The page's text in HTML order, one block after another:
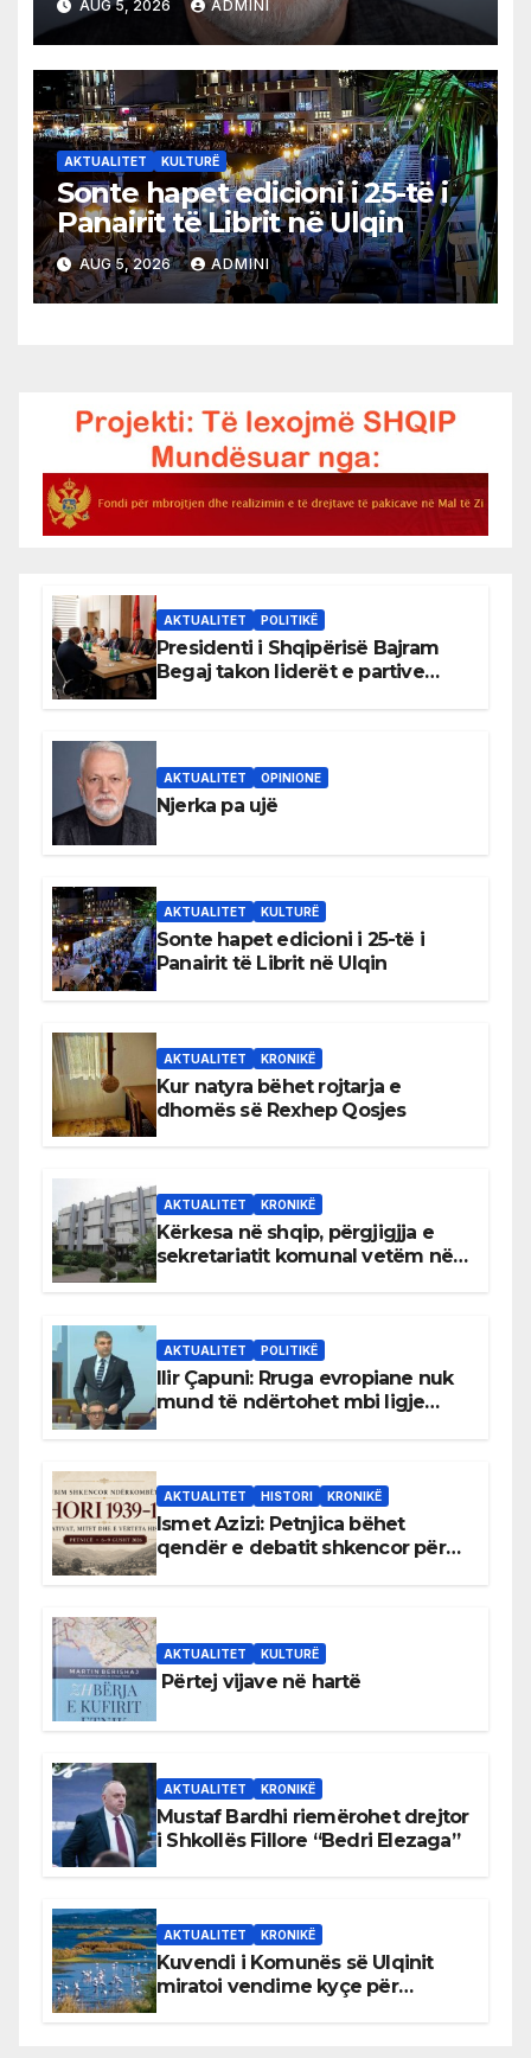
AUG 5, 2026 ADMINI
AKTUALITET KULTURË
Sonte hapet edicioni i 25-të i
Panairit të Librit në Ulqin
AUG 5, 2026 ADMINI
AKTUALITET POLITIKË
Presidenti i Shqipërisë Bajram
Begaj takon liderët e partive
AKTUALITET OPINIONE
Njerka pa ujë
AKTUALITET KULTURË
Sonte hapet edicioni i 25-të i
Panairit të Librit në Ulqin
AKTUALITET KRONIKË
Kur natyra bëhet rojtarja e
dhomës së Rexhep Qosjes
AKTUALITET KRONIKË
Kërkesa në shqip, përgjigjja e
sekretariatit komunal vetëm në
AKTUALITET POLITIKË
Ilir Çapuni: Rruga evropiane nuk
mund të ndërtohet mbi ligje
AKTUALITET HISTORI KRONIKË
Ismet Azizi: Petnjica bëhet
qendër e debatit shkencor për
AKTUALITET KULTURË
Përtej vijave në hartë
AKTUALITET KRONIKË
Mustaf Bardhi riemërohet drejtor
i Shkollës Fillore “Bedri Elezaga”
AKTUALITET KRONIKË
Kuvendi i Komunës së Ulqinit
miratoi vendime kyçe për